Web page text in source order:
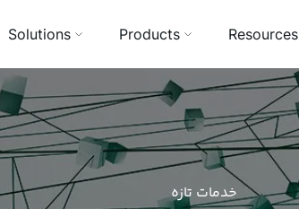
Solutions Products Resources
خدمات تازه